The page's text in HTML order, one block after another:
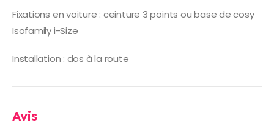
Fixations en voiture : ceinture 3 points ou base de cosy
Isofamily i-Size
Installation : dos à la route
Avis